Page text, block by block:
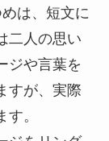
は、短文に
二人の思い
ジや言葉を
すが、実際
。